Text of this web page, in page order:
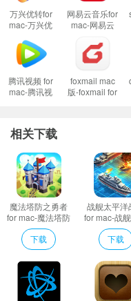
战斗发生在六角形网格战场
队，每个小队都包括单一类型
的小队混编会降低这支军队的
雄技能，宝物和法术会影响军
产生较大的伤害，或防御时自
的进攻机会。 英雄不作为战斗
万兴优转for
mac-万兴优
v13.0.1
网易云音乐for
mac-网易云
载
v2.3.11.900
腾讯视频 for
mac-腾讯视
foxmail mac
版-foxmail for
相关下载
魔法塔防之勇者
for mac-魔法塔防
之勇者mac版下
载 v1.0.3
下载
战舰太平洋
for mac-战
洋战争mac
载下载